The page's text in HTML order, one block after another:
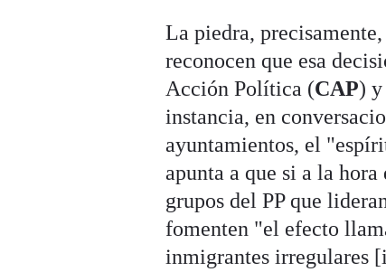
La piedra,
reconocen que esa
Acción Política (CAP)
instancia, en
ayuntamientos, el
apunta a que si a la
grupos del PP que
fomenten "el efecto
inmigrantes irregulares